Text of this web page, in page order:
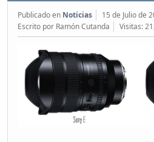
Publicado en Noticias
15 de Julio de
Escrito por Ramón Cutanda
Visitas: